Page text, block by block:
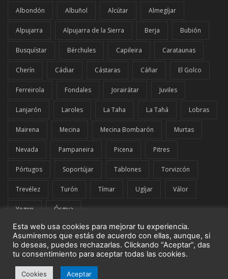
Albondón Albuñol Alcútar Almegíjar
Alpujarra Alpujarra de la Sierra Berja Bubión
Busquístar Bérchules Capileira Carataunas
Cherín Cádiar Cástaras Cáñar El Golco
Ferreirola Fondales Jorairátar Juviles
Lanjarón Laroles La Taha La Tahá Lobras
Mairena Mecina Mecina Bombarón Murtas
Nevada Pampaneira Picena Pitres
Pórtugos Soportújar Tablones Torvizcón
Trevélez Turón Tímar Ugíjar Válor
Yegen Órgiva
© El Comarcal de La Alpujarra | G42849919 | Todos los derechos
Esta web usa cookies para mejorar tu experiencia.
Asumiremos que estás de acuerdo con ellas, aunque, si
lo deseas, puedes rechazarlas. Clickando “Aceptar”, das
tu consentimiento para aceptar todas las cookies.
Cookies Aceptar